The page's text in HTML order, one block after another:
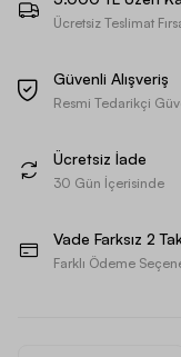
Ücretsiz Teslimat
Güvenli Alışveriş
Resmi Tedarikçi
Ücretsiz İade
30 Gün İçerisinde
Vade Farksız 2
Farklı Ödeme